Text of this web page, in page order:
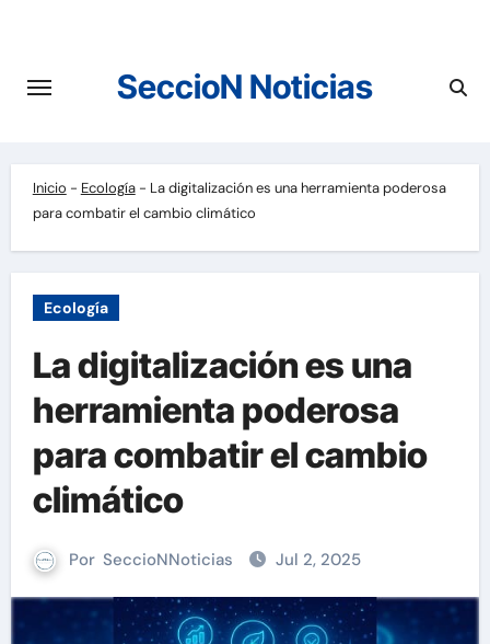
contenido
SeccioN Noticias
Inicio - Ecología- La digitalización es una herramienta poderosa
para combatir el cambio climático
Ecología
La digitalización es una
herramienta poderosa
para combatir el cambio
climático
Por SeccioNNoticias Jul 2, 2025